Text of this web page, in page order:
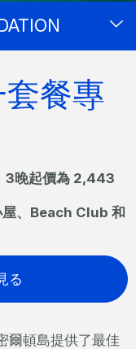
餐專
3晚起價為 2,443
、Beach Club 和
る
爾頓島提供了最佳